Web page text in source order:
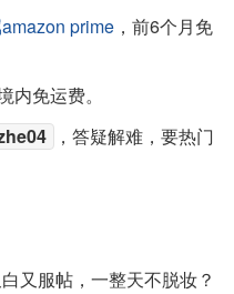
prime ，前6个月免
免运费。
，答疑解难，要热门
又服帖，一整天不脱妆？